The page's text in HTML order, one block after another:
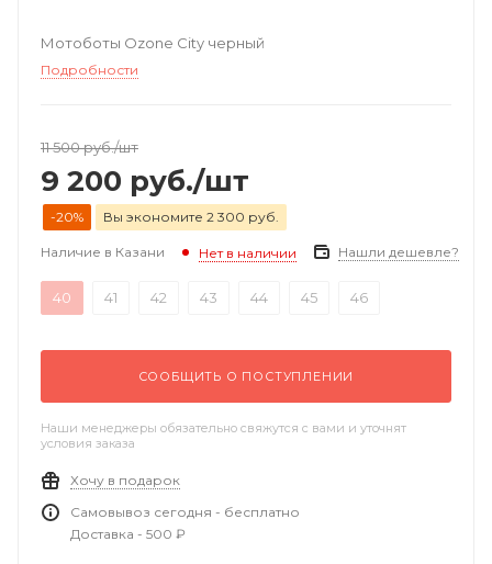
Мотоботы Ozone City черный
Подробности
11 500руб./шт
9 200 руб./шт
-20% Вы экономите 2 300 руб.
Наличие в Казани Нет в наличии Нашли дешевле?
40 41 42 43 44 45 46
СООБЩИТЬ О ПОСТУПЛЕНИИ
Наши менеджеры обязательно свяжутся с вами и уточнят
условия заказа
Хочу в подарок
Самовывоз сегодня - бесплатно
Доставка - 500 ₽